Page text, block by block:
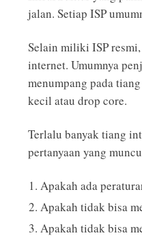
jalan. Setiap ISP
Selain miliki ISP
internet. Umumnya
menumpang pada
kecil atau drop core.
Terlalu banyak tiang
pertanyaan yang
Apakah ada
Apakah tidak bisa
Apakah tidak bisa